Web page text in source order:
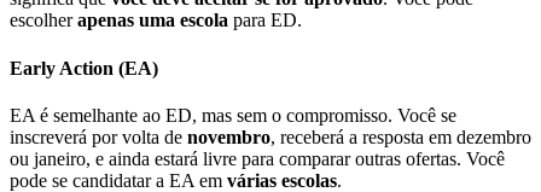
escolherapenas uma escola para ED.
Early Action (EA)
EA é semelhante ao ED, mas sem o compromisso. Você se
inscreverá por volta de novembro, receberá a resposta em dezembro
ou janeiro, e ainda estará livre para comparar outras ofertas. Você
pode se candidatar a EA em várias escolas.